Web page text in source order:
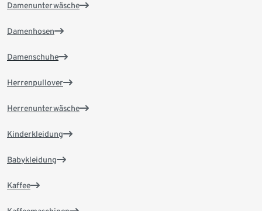
Damenunterwäsche
Damenhosen
Damenschuhe
Herrenpullover
Herrenunterwäsche
Kinderkleidung
Babykleidung
Kaffee